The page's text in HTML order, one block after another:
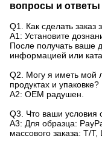
вопросы и ответы
Q1. Как сделать заказ
A1: Установите
После получать ваше
информацией или
Q2. Могу я иметь мой
продуктах и упаковке?
A2: OEM радушен.
Q3. Что ваши условия
A3: Для образца:
массового заказа: T/